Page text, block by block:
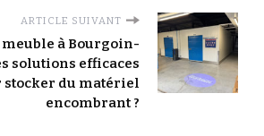
ARTICLE SUIVANT
à Bourgoin-
solutions efficaces
stocker du matériel
encombrant ?